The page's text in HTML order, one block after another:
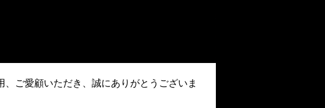
ご愛顧いただき、誠にありがとうございま